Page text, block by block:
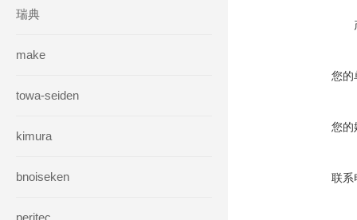
瑞典
make
towa-seiden
kimura
bnoiseken
peritec
您的
您的
联系